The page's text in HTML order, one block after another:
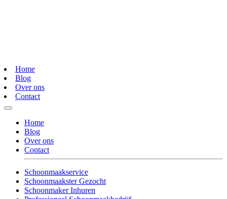
Home
Blog
Over ons
Contact
Home
Blog
Over ons
Contact
Schoonmaakservice
Schoonmaakster Gezocht
Schoonmaker Inhuren